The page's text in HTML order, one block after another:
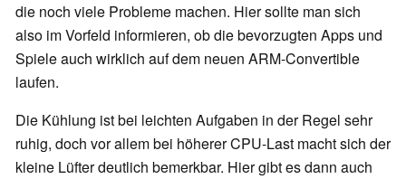
die noch viele Probleme machen. Hier sollte man sich
also im Vorfeld informieren, ob die bevorzugten Apps und
Spiele auch wirklich auf dem neuen ARM-Convertible
laufen.
Die Kühlung ist bei leichten Aufgaben in der Regel sehr
ruhig, doch vor allem bei höherer CPU-Last macht sich der
kleine Lüfter deutlich bemerkbar. Hier gibt es dann auch